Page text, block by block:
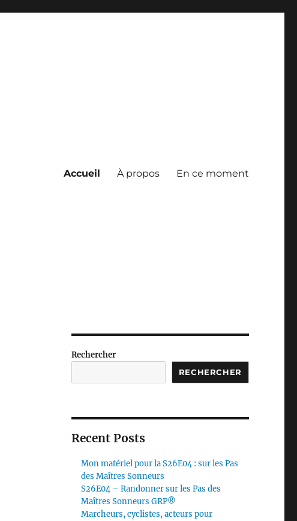
Accueil À propos En ce moment
Rechercher
RECHERCHER
Recent Posts
Mon matériel pour la S26E04 : sur les Pas
des Maîtres Sonneurs
S26E04 – Randonner sur les Pas des
Maîtres Sonneurs GRP®
Marcheurs, cyclistes, acteurs pour